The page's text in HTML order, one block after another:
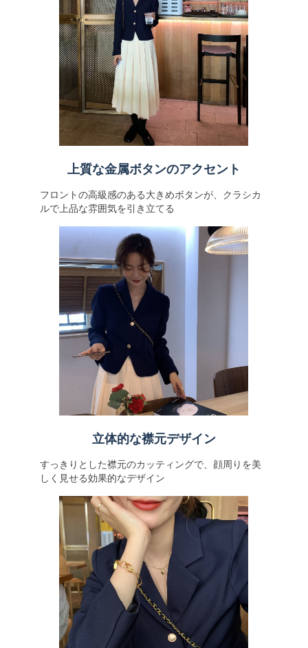
上質な金属ボタンのアクセント
フロントの高級感のある大きめボタンが、クラシカ
ルで上品な雰囲気を引き立てる
立体的な襟元デザイン
すっきりとした襟元のカッティングで、顔周りを美
しく見せる効果的なデザイン